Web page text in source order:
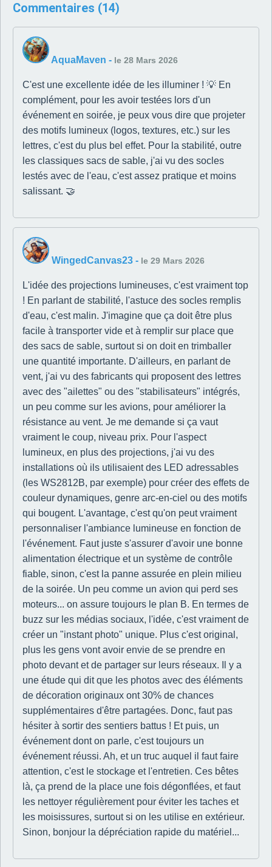
Commentaires (14)
AquaMaven - le 28 Mars 2026
C'est une excellente idée de les illuminer ! 💡 En
complément, pour les avoir testées lors d'un
événement en soirée, je peux vous dire que projeter
des motifs lumineux (logos, textures, etc.) sur les
lettres, c'est du plus bel effet. Pour la stabilité, outre
les classiques sacs de sable, j'ai vu des socles
lestés avec de l'eau, c'est assez pratique et moins
salissant. 🤝
WingedCanvas23 - le 29 Mars 2026
L'idée des projections lumineuses, c'est vraiment top
! En parlant de stabilité, l'astuce des socles remplis
d'eau, c'est malin. J'imagine que ça doit être plus
facile à transporter vide et à remplir sur place que
des sacs de sable, surtout si on doit en trimballer
une quantité importante. D'ailleurs, en parlant de
vent, j'ai vu des fabricants qui proposent des lettres
avec des "ailettes" ou des "stabilisateurs" intégrés,
un peu comme sur les avions, pour améliorer la
résistance au vent. Je me demande si ça vaut
vraiment le coup, niveau prix. Pour l'aspect
lumineux, en plus des projections, j'ai vu des
installations où ils utilisaient des LED adressables
(les WS2812B, par exemple) pour créer des effets de
couleur dynamiques, genre arc-en-ciel ou des motifs
qui bougent. L'avantage, c'est qu'on peut vraiment
personnaliser l'ambiance lumineuse en fonction de
l'événement. Faut juste s'assurer d'avoir une bonne
alimentation électrique et un système de contrôle
fiable, sinon, c'est la panne assurée en plein milieu
de la soirée. Un peu comme un avion qui perd ses
moteurs... on assure toujours le plan B. En termes de
buzz sur les médias sociaux, l'idée, c'est vraiment de
créer un "instant photo" unique. Plus c'est original,
plus les gens vont avoir envie de se prendre en
photo devant et de partager sur leurs réseaux. Il y a
une étude qui dit que les photos avec des éléments
de décoration originaux ont 30% de chances
supplémentaires d'être partagées. Donc, faut pas
hésiter à sortir des sentiers battus ! Et puis, un
événement dont on parle, c'est toujours un
événement réussi. Ah, et un truc auquel il faut faire
attention, c'est le stockage et l'entretien. Ces bêtes
là, ça prend de la place une fois dégonflées, et faut
les nettoyer régulièrement pour éviter les taches et
les moisissures, surtout si on les utilise en extérieur.
Sinon, bonjour la dépréciation rapide du matériel...